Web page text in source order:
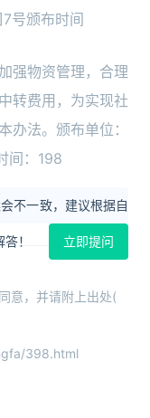
号颁布时间
强物资管理，合理
转费用，为实现社
办法。颁布单位：
间：198
不一致，建议根据自
！ 立即提问
意，并请附上出处(
398.html